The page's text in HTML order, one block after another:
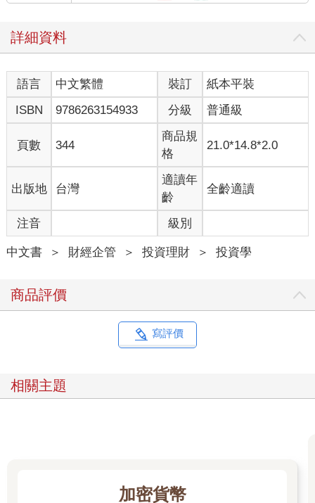
吹捧的熱門投資機會引起了多麼狂熱的行動，都不能作為勇於參
現代的投資活動
線上交易與財富管理平台在這個世紀的發展，讓普羅大眾得以用
低得驚人的成本，輕鬆開立各種投資帳戶。而儘管較年長的投資
人過往能透過銀行帳戶來取得穩固的利息收入，但隨著利率長年
維持在接近零的水準，那類管道的穩固收入早已不可多得。寬鬆
的資金、財務自由化（financial liberalisation）、科技發展，以及
交易成本降至前所未見的低水準等因素，共同形成了創新乃至泡
但這些變化也為小額定期性儲蓄型低成本投資策略鋪設了一條康
莊大道。幾乎可以肯定的是，很多擁有數十億甚至上百億投資資
金的大型機構法人基金，難以在績效上超越單純的指數追蹤型策
略，而每個月只有幾百美元、歐元或英鎊可用來投資的散戶投資
邊只有小額積蓄的散戶或許接觸不到機構法人投資者所偏好的複
雜（但收費昂貴的）投資機會，目前散戶的績效卻已明顯不再處
誠如我們所見，美國股票交易平台羅賓漢就是這個全新的開放取
低帳戶規模限制以及簡單易用的網站等，開創了一個目前已變得
非常普遍的美國商業模型，而散戶投資人也及時把握這個輕鬆又
1,200美元COVID-19經濟提振支票，更是助長了這股炒作風氣。
詳細資料
語言 中文繁體 裝訂
紙本平裝
ISBN
9786263154933 分級 普通級
頁數 344
商品規
格
21.0*14.8*2.0
出版地 台灣
適讀年
齡
全齡適讀
注音 級別
中文書 ＞ 財經企管 ＞ 投資理財 ＞ 投資學
商品評價
寫評價
相關主題
加密貨幣